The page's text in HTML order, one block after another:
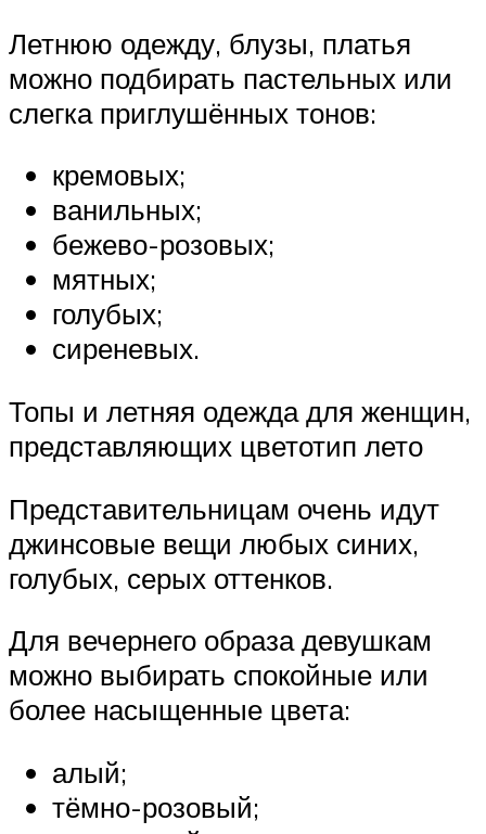
Летнюю одежду, блузы, платья
можно подбирать пастельных или
слегка приглушённых тонов:
кремовых;
ванильных;
бежево-розовых;
мятных;
голубых;
сиреневых.
Топы и летняя одежда для женщин,
представляющих цветотип лето
Представительницам очень идут
джинсовые вещи любых синих,
голубых, серых оттенков.
Для вечернего образа девушкам
можно выбирать спокойные или
более насыщенные цвета:
алый;
тёмно-розовый;